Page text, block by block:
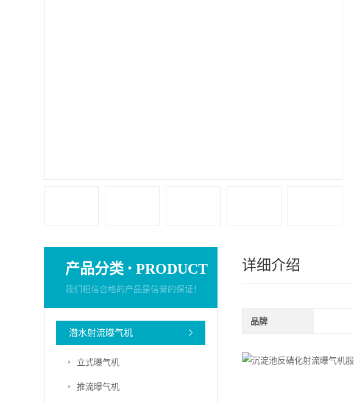
产品分类 · PRODUCT
我们相信合格的产品是信誉的保证！
潜水射流曝气机
立式曝气机
推流曝气机
详细介绍
品牌